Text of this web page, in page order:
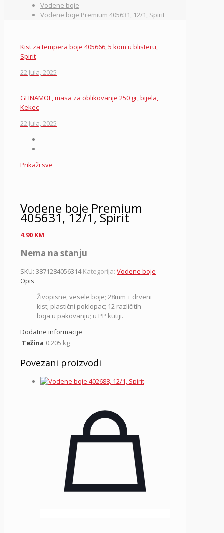
Vodene boje
Vodene boje Premium 405631, 12/1, Spirit
Kist za tempera boje 405666, 5 kom u blisteru,
Spirit
22 Jula, 2025
GLINAMOL, masa za oblikovanje 250 gr, bijela,
Kekec
22 Jula, 2025
Prikaži sve
Vodene boje Premium
405631, 12/1, Spirit
4.90 KM
Nema na stanju
SKU: 3871284056314 Kategorija: Vodene boje
Opis
Živopisne, vesele boje; 28mm + drveni
kist; plastični poklopac; 12 različitih
boja u pakovanju; u PP kutiji.
Dodatne informacije
Težina 0.205 kg
Povezani proizvodi